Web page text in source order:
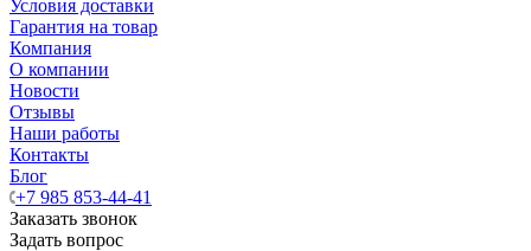
Условия доставки
Гарантия на товар
Компания
О компании
Новости
Отзывы
Наши работы
Контакты
Блог
+7 985 853-44-41
Заказать звонок
Задать вопрос